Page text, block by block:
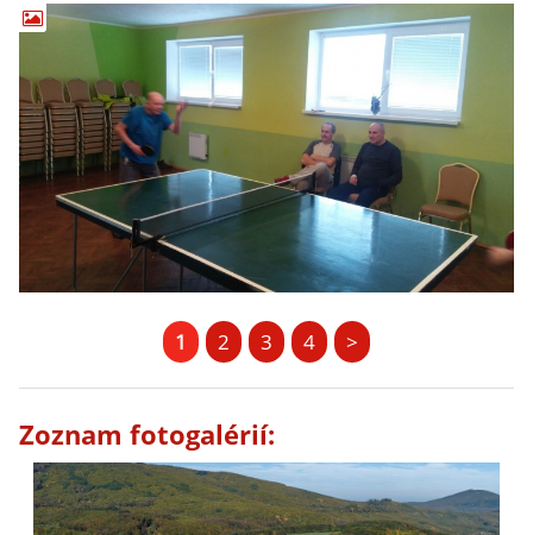
1 2 3 4 >
Zoznam fotogalérií: